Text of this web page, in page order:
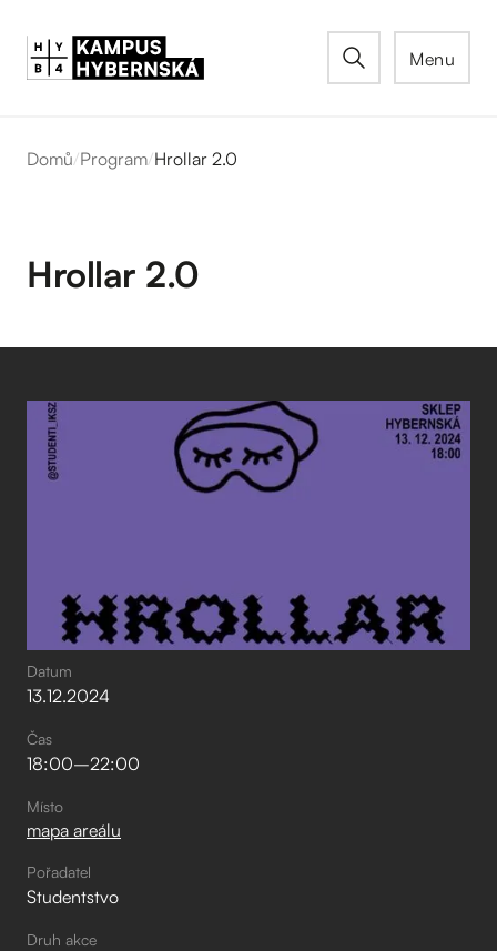
Menu
Domů/Program/Hrollar 2.0
Hrollar 2.0
Datum
13.12.2024
Čas
18:00–⁠22:00
Místo
mapa areálu
Pořadatel
Studentstvo
Druh akce